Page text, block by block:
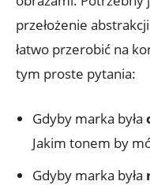
przełożenie
łatwo przerobić na
tym proste pytania:
Gdyby marka była
Jakim tonem by
Gdyby marka była